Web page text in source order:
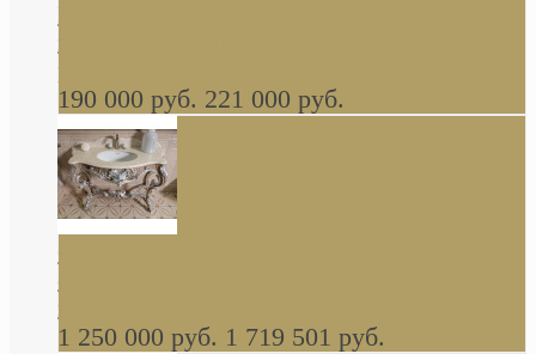
Decorated Bathroom раковина овальная
встраиваемая для ванной с рисунком синяя
роза В НАЛИЧИИ
190 000 руб. 221 000 руб.
стиле барокко, из массива дерева, светло
коричневый матовый окрас + серебро
1 250 000 руб. 1 719 501 руб.